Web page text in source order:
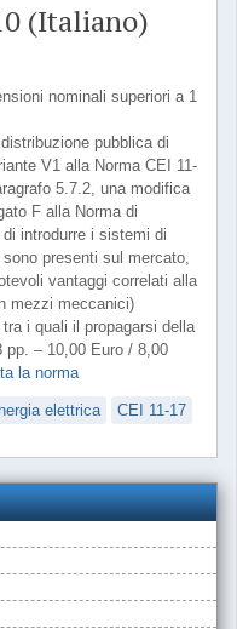
(Italiano)
nominali superiori a 1
pubblica di
V1 alla Norma CEI 11-
5.7.2, una modifica
F alla Norma di
introdurre i sistemi di
presenti sul mercato,
vantaggi correlati alla
mezzi meccanici)
i quali il propagarsi della
pp. – 10,00 Euro / 8,00
la norma
elettrica CEI 11-17